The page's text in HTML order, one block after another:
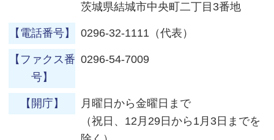
茨城県結城市中央町二丁目3番地
【電話番号】 0296-32-1111（代表）
【ファクス番
号】
0296-54-7009
【開庁】
月曜日から金曜日まで
（祝日、12月29日から1月3日までを